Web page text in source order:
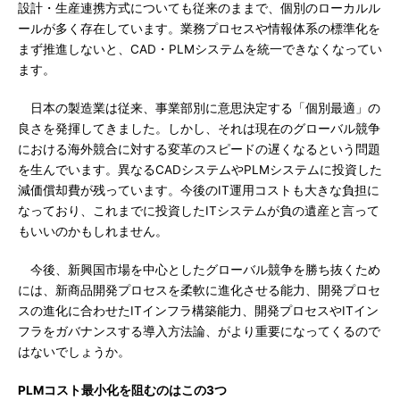
設計・生産連携方式についても従来のままで、個別のローカルル
ールが多く存在しています。業務プロセスや情報体系の標準化を
まず推進しないと、CAD・PLMシステムを統一できなくなってい
ます。
日本の製造業は従来、事業部別に意思決定する「個別最適」の
良さを発揮してきました。しかし、それは現在のグローバル競争
における海外競合に対する変革のスピードの遅くなるという問題
を生んでいます。異なるCADシステムやPLMシステムに投資した
減価償却費が残っています。今後のIT運用コストも大きな負担に
なっており、これまでに投資したITシステムが負の遺産と言って
もいいのかもしれません。
今後、新興国市場を中心としたグローバル競争を勝ち抜くため
には、新商品開発プロセスを柔軟に進化させる能力、開発プロセ
スの進化に合わせたITインフラ構築能力、開発プロセスやITイン
フラをガバナンスする導入方法論、がより重要になってくるので
はないでしょうか。
PLMコスト最小化を阻むのはこの3つ